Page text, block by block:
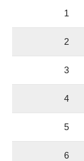
1
2
3
4
5
6